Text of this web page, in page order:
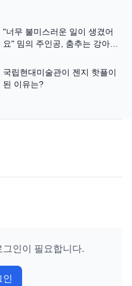
"너무 불미스러운 일이 생겼어
요" 밈의 주인공, 춤추는 강아지
국립현대미술관이 젠지 핫플이
된 이유는?
인이 필요합니다.
인